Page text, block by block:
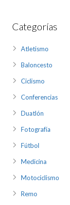
Categorías
Atletismo
Baloncesto
Ciclismo
Conferencias
Duatlón
Fotografía
Fútbol
Medicina
Motociclismo
Remo